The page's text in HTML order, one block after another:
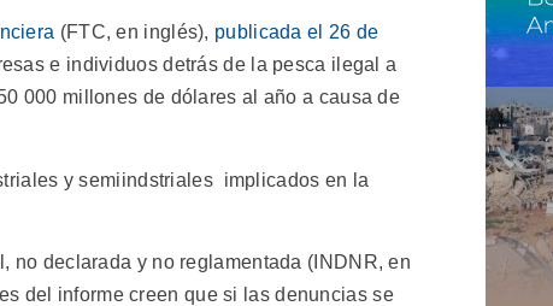
(FTC, en inglés), publicada el 26 de
e individuos detrás de la pesca ilegal a
000 millones de dólares al año a causa de
y semiindstriales implicados en la
no declarada y no reglamentada (INDNR, en
del informe creen que si las denuncias se